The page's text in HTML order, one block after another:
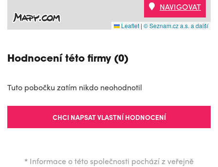
Leaflet | © Seznam.cz a.s. a další
NAVIGOVAT
Hodnocení této firmy (0)
Tuto pobočku zatím nikdo neohodnotil
CHCI NAPSAT VLASTNÍ HODNOCENÍ
* Informace o této společnosti pochází z veřejně